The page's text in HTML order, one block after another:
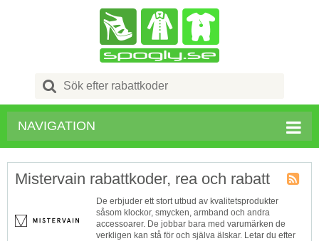
Search
for:
NAVIGATION
Mistervain rabattkoder, rea och rabatt
De erbjuder ett stort utbud av kvalitetsprodukter
såsom klockor, smycken, armband och andra
accessoarer. De jobbar bara med varumärken de
verkligen kan stå för och själva älskar. Letar du efter